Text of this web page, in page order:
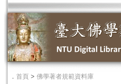
． 首頁 > 佛學著者規範資料庫